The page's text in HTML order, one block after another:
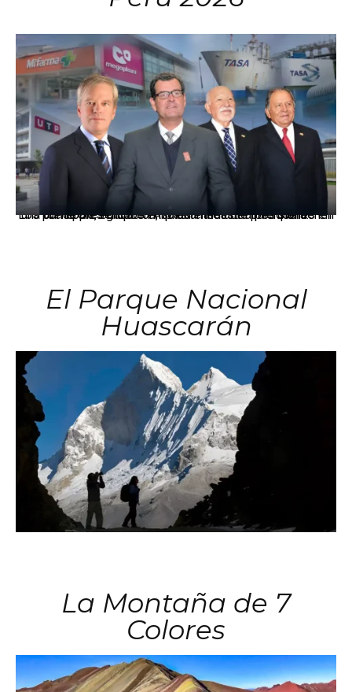
Los principales grupos empresariales del país mantienen una fuerte presencia en Áncash mediante inversiones en comercio, educación, salud e industria pesquera.
El Parque Nacional
Huascarán
La Montaña de 7
Colores